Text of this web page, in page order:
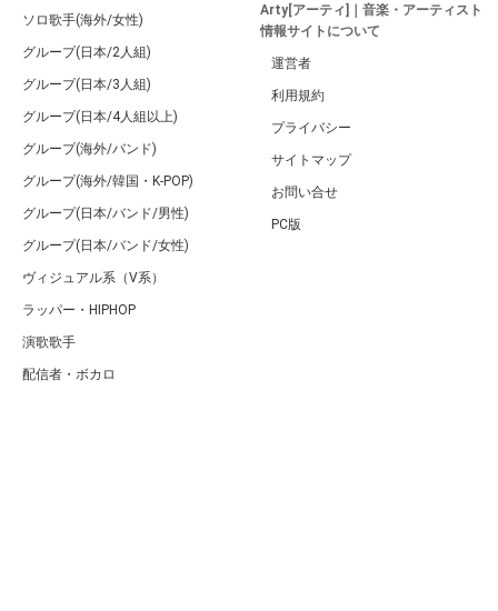
ソロ歌手(海外/女性)
グループ(日本/2人組)
グループ(日本/3人組)
グループ(日本/4人組以上)
グループ(海外/バンド)
グループ(海外/韓国・K-POP)
グループ(日本/バンド/男性)
グループ(日本/バンド/女性)
ヴィジュアル系（V系）
ラッパー・HIPHOP
演歌歌手
配信者・ボカロ
Arty[アーティ]｜音楽・アーティスト
情報サイトについて
運営者
利用規約
プライバシー
サイトマップ
お問い合せ
PC版